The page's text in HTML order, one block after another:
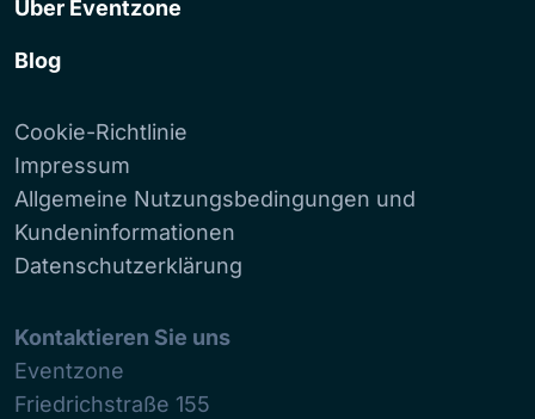
Über Eventzone
Blog
Cookie-Richtlinie
Impressum
Allgemeine Nutzungsbedingungen und
Kundeninformationen
Datenschutzerklärung
Kontaktieren Sie uns
Eventzone
Friedrichstraße 155